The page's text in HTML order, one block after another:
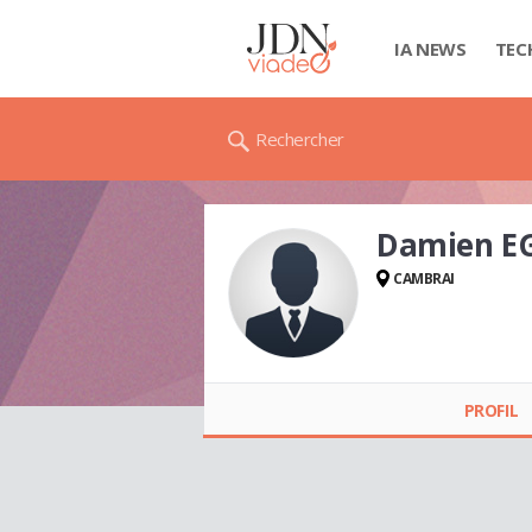
IA NEWS
Rechercher
Damien
CAMBRAI
PROFIL